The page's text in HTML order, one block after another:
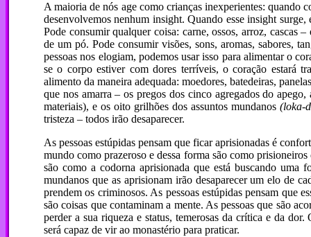
A maioria de nós age como crianças inexperientes: quando
desenvolvemos nenhum insight. Quando esse insight
Pode consumir qualquer coisa: carne, ossos, arroz, cascas
de um pó. Pode consumir visões, sons, aromas, sabores,
pessoas nos elogiam, podemos usar isso para alimentar o
se o corpo estiver com dores terríveis, o coração estará
alimento da maneira adequada: moedores, batedeiras,
que nos amarra – os pregos dos cinco agregados do
materiais), e os oito grilhões dos assuntos mundanos (loka-
tristeza – todos irão desaparecer.
As pessoas estúpidas pensam que ficar aprisionadas é
mundo como prazeroso e dessa forma são como
são como a codorna aprisionada que está buscando uma
mundanos que as aprisionam irão desaparecer um elo de
prendem os criminosos. As pessoas estúpidas pensam que
são coisas que contaminam a mente. As pessoas que são
perder a sua riqueza e status, temerosas da crítica e da
será capaz de vir ao monastério para praticar.